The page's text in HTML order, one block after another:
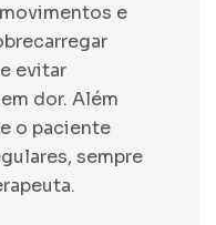
e
evitar
dor. Além
o paciente
sempre